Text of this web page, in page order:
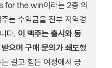
for the win이라는 2중 의
는 수익금을 전부 지역경
다. 이 맥주는 출시와 동
으며 구매 문의가 쇄도했
길고 힘든 여정에서 긍